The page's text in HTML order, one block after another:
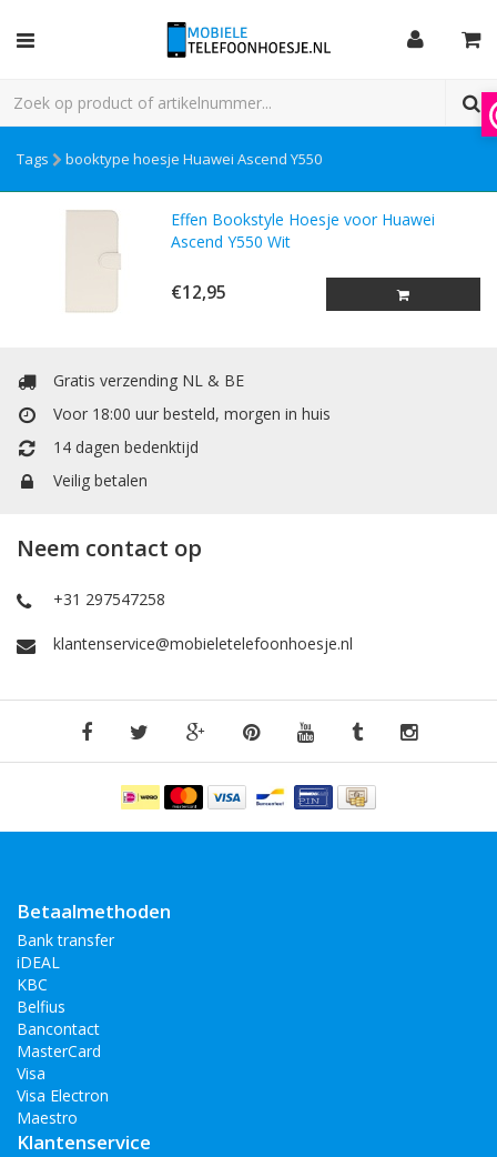
Tags booktype hoesje Huawei Ascend Y550
Effen Bookstyle Hoesje voor Huawei
Ascend Y550 Wit
€12,95
Gratis verzending NL & BE
Voor 18:00 uur besteld, morgen in huis
14 dagen bedenktijd
Veilig betalen
Neem contact op
+31 297547258
klantenservice@mobieletelefoonhoesje.nl
Betaalmethoden
Bank transfer
iDEAL
KBC
Belfius
Bancontact
MasterCard
Visa
Visa Electron
Maestro
Klantenservice